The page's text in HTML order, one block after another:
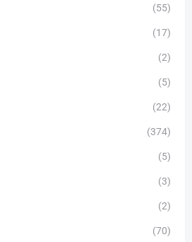
(55)
(17)
(2)
(5)
(22)
(374)
(5)
(3)
(2)
(70)